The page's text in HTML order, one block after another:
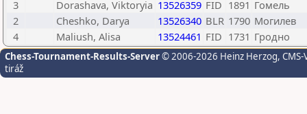
3
Dorashava, Viktoryia 13526359 FID 1891 Гомель
2
Cheshko, Darya 13526340 BLR 1790 Могилев
4
Maliush, Alisa 13524461 FID 1731 Гродно
Chess-Tournament-Results-Server© 2006-2026 Heinz Herzog,
tiráž